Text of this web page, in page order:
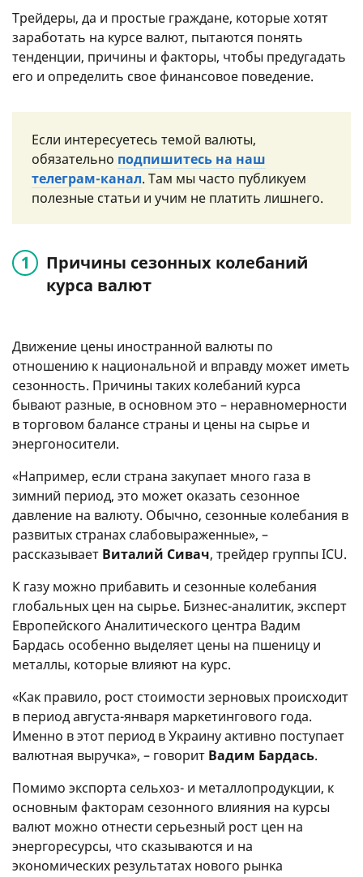
Трейдеры, да и простые граждане, которые хотят
заработать на курсе валют, пытаются понять
тенденции, причины и факторы, чтобы предугадать
его и определить свое финансовое поведение.
Если интересуетесь темой валюты,
обязательно подпишитесь на наш
телеграм-канал. Там мы часто публикуем
полезные статьи и учим не платить лишнего.
Причины сезонных колебаний
курса валют
Движение цены иностранной валюты по
отношению к национальной и вправду может иметь
сезонность. Причины таких колебаний курса
бывают разные, в основном это – неравномерности
в торговом балансе страны и цены на сырье и
энергоносители.
«Например, если страна закупает много газа в
зимний период, это может оказать сезонное
давление на валюту. Обычно, сезонные колебания в
развитых странах слабовыраженные», –
рассказывает Виталий Сивач, трейдер группы ICU.
К газу можно прибавить и сезонные колебания
глобальных цен на сырье. Бизнес-аналитик, эксперт
Европейского Аналитического центра Вадим
Бардась особенно выделяет цены на пшеницу и
металлы, которые влияют на курс.
«Как правило, рост стоимости зерновых происходит
в период августа-января маркетингового года.
Именно в этот период в Украину активно поступает
валютная выручка», – говорит Вадим Бардась.
Помимо экспорта сельхоз- и металлопродукции, к
основным факторам сезонного влияния на курсы
валют можно отнести серьезный рост цен на
энергоресурсы, что сказываются и на
экономических результатах нового рынка